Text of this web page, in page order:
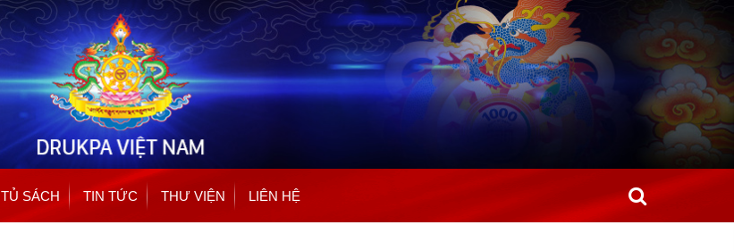
Nhảy
đến
nội
dung
TỦ SÁCH TIN TỨC THƯ VIỆN LIÊN HỆ